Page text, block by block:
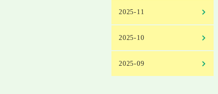
2025-11
2025-10
2025-09